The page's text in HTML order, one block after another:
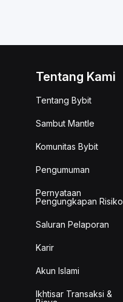
Tentang Kami
Tentang Bybit
Sambut Mantle
Komunitas Bybit
Pengumuman
Pernyataan
Pengungkapan Risiko
Saluran Pelaporan
Karir
Akun Islami
Ikhtisar Transaksi &